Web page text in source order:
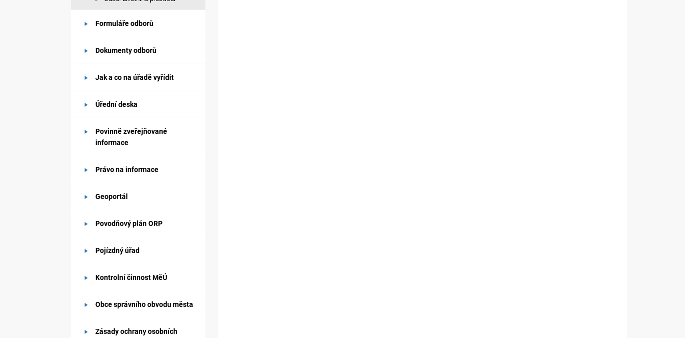
Formuláře odborů
Dokumenty odborů
Jak a co na úřadě vyřídit
Úřední deska
Povinně zveřejňované
informace
Právo na informace
Geoportál
Povodňový plán ORP
Pojízdný úřad
Kontrolní činnost MěÚ
Obce správního obvodu města
Zásady ochrany osobních